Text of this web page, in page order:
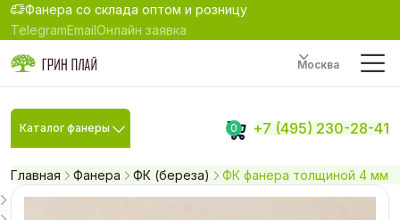
Фанера со склада оптом и розницу
TelegramEmailОнлайн заявка
Москва
Каталог фанеры 0 +7 (495) 230-28-41
Главная Фанера ФК (береза) ФК фанера толщиной 4 мм